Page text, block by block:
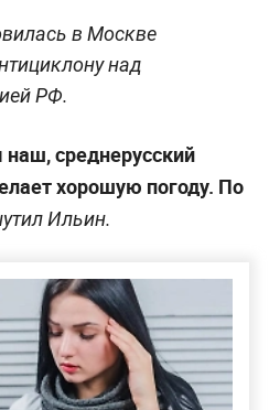
в Москве
над
РФ.
среднерусский
хорошую погоду. По
Ильин.